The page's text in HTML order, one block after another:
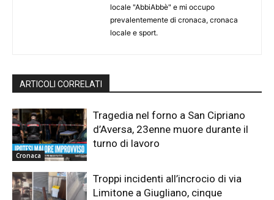
locale "AbbiAbbè" e mi occupo
prevalentemente di cronaca, cronaca
locale e sport.
ARTICOLI CORRELATI
Cronaca
Tragedia nel forno a San Cipriano
d’Aversa, 23enne muore durante il
turno di lavoro
Troppi incidenti all’incrocio di via
Limitone a Giugliano, cinque